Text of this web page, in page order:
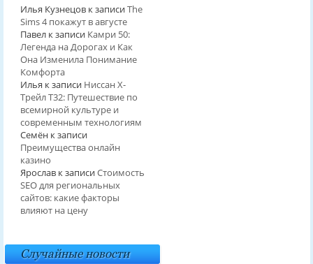
Илья Кузнецовк записиThe
Sims 4 покажут в августе
Павелк записи Камри 50:
Легенда на Дорогах и Как
Она Изменила Понимание
Комфорта
Илья к записи Ниссан Х-
Трейл T32: Путешествие по
всемирной культуре и
современным технологиям
Семёнк записи
Преимущества онлайн
казино
Ярославк записиСтоимость
SEO для региональных
сайтов: какие факторы
влияют на цену
Случайные новости